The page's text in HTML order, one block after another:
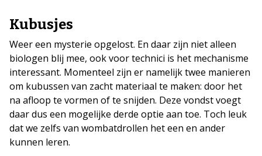
Kubusjes
Weer een mysterie opgelost. En daar zijn niet alleen
biologen blij mee, ook voor technici is het mechanisme
interessant. Momenteel zijn er namelijk twee manieren
om kubussen van zacht materiaal te maken: door het
na afloop te vormen of te snijden. Deze vondst voegt
daar dus een mogelijke derde optie aan toe. Toch leuk
dat we zelfs van wombatdrollen het een en ander
kunnen leren.